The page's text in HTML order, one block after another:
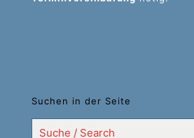
Suchen in der Seite